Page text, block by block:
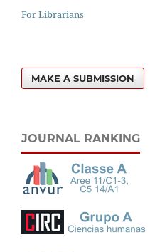
For Librarians
MAKE A SUBMISSION
JOURNAL RANKING